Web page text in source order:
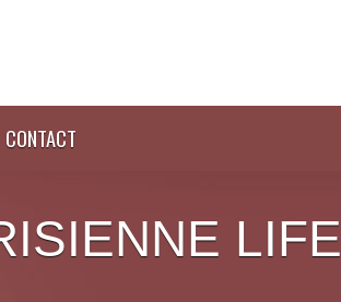
CONTACT
LIFE